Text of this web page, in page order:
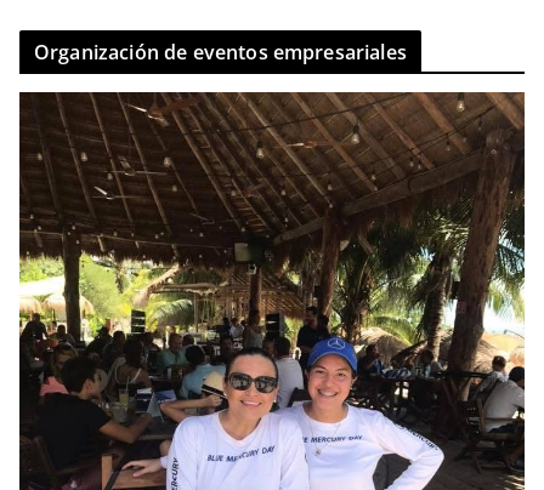
Organización de eventos empresariales